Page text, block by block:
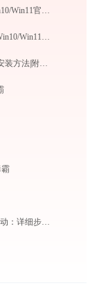
【2025最新】.NET Framework4.0官方下载与安装方法|附错误解决方案
霸
如何快速下载并安装京瓷fs-1020mfp打印机驱动：详细步骤解析